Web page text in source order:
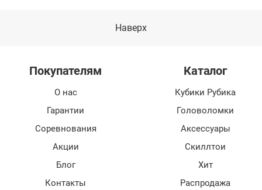
Наверх
Покупателям
О нас
Гарантии
Соревнования
Акции
Блог
Контакты
Каталог
Кубики Рубика
Головоломки
Аксессуары
Скиллтои
Хит
Распродажа